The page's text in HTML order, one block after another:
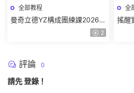
全部教程
曼奇立德YZ構成團練課2026年
8月已結課【畫質高清有課件】
2
全
搖醒
件
評論 0
請先登錄 ！